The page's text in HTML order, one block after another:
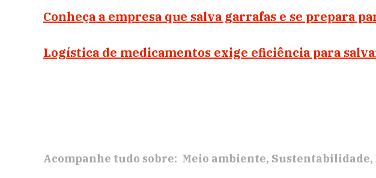
Conheça a empresa que salva garrafas e se prepara
Logística de medicamentos exige eficiência para
Acompanhe tudo sobre: Meio ambiente Sustentabilidade